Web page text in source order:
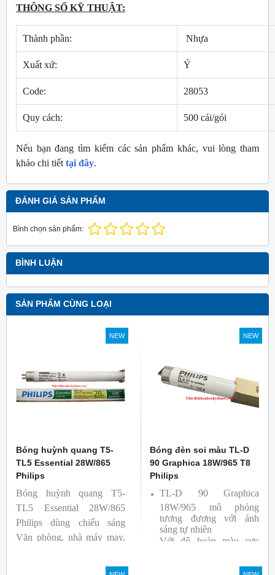
THÔNG SỐ KỸ THUẬT:
Thành phần: Nhựa
Xuất xứ: Ý
Code: 28053
Quy cách: 500 cái/gói
Nếu bạn đang tìm kiếm các sản phẩm khác, vui lòng tham
khảo chi tiết tại đây.
ĐÁNH GIÁ SẢN PHẨM
Bình chọn sản phẩm:
BÌNH LUẬN
SẢN PHẨM CÙNG LOẠI
NEW
Bóng huỳnh quang T5-
TL5 Essential 28W/865
Philips
Bóng huỳnh quang T5-
TL5 Essential 28W/865
Philips dùng chiếu sáng
Văn phòng, nhà máy may,
NEW
Bóng đèn soi màu TL-D
90 Graphica 18W/965 T8
Philips
TL-D 90 Graphica
18W/965 mô phỏng
tương đương với ánh
sáng tự nhiên
Với độ hoàn màu cực